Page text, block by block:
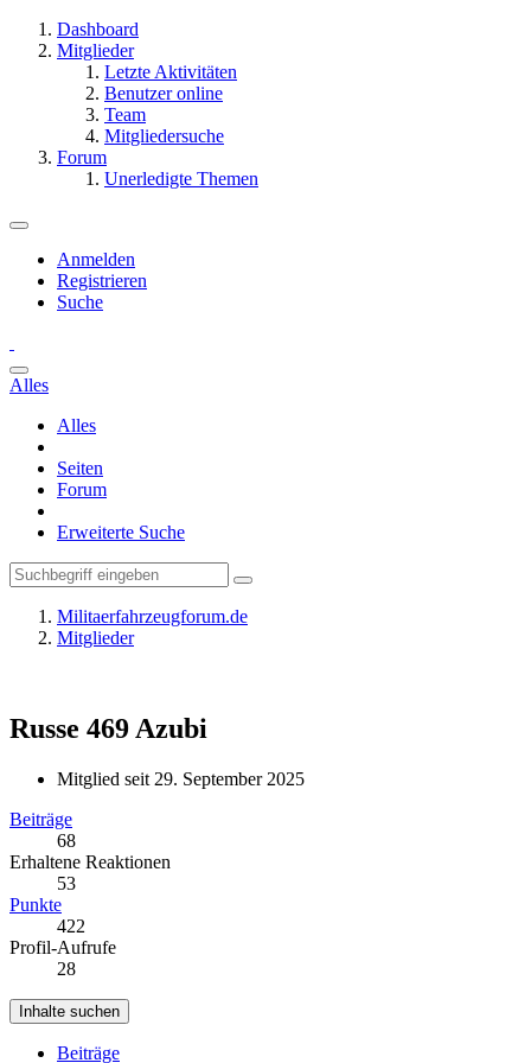
Dashboard
Mitglieder
Letzte Aktivitäten
Benutzer online
Team
Mitgliedersuche
Forum
Unerledigte Themen
Anmelden
Registrieren
Suche
Alles
Alles
Seiten
Forum
Erweiterte Suche
Militaerfahrzeugforum.de
Mitglieder
Russe 469 Azubi
Mitglied seit 29. September 2025
Beiträge
68
Erhaltene Reaktionen
53
Punkte
422
Profil-Aufrufe
28
Inhalte suchen
Beiträge